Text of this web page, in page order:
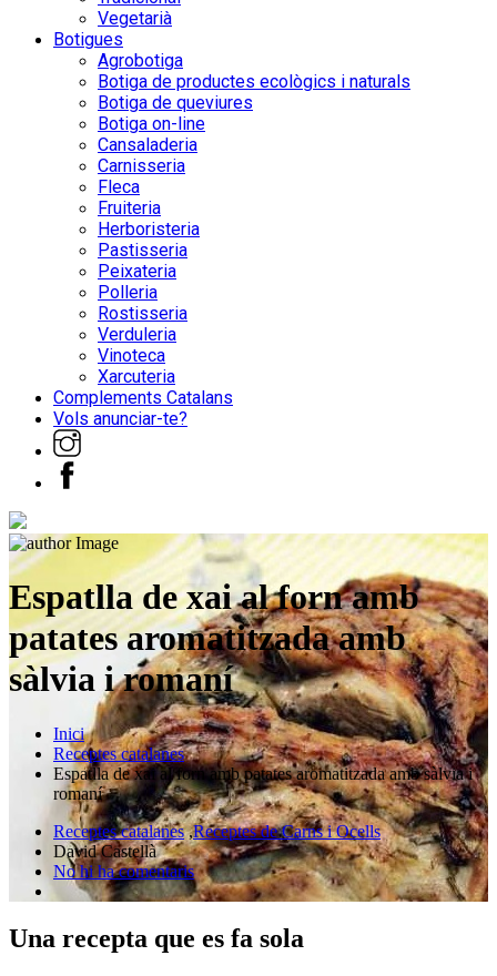
Vegetarià
Botigues
Agrobotiga
Botiga de productes ecològics i naturals
Botiga de queviures
Botiga on-line
Cansaladeria
Carnisseria
Fleca
Fruiteria
Herboristeria
Pastisseria
Peixateria
Polleria
Rostisseria
Verduleria
Vinoteca
Xarcuteria
Complements Catalans
Vols anunciar-te?
Espatlla de xai al forn amb
patates aromatitzada amb
sàlvia i romaní
Inici
Receptes catalanes
Espatlla de xai al forn amb patates aromatitzada amb sàlvia i
romaní
Receptes catalanes,Receptes de Carns i Ocells
David Castellà
No hi ha comentaris
Una recepta que es fa sola